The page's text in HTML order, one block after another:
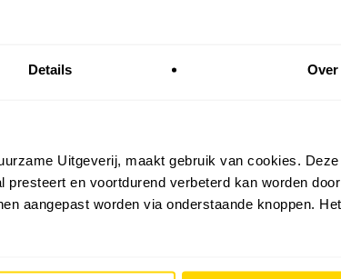
Details Over
Uitgeverij, maakt gebruik van cookies.
en voortdurend verbeterd kan worden
aangepast worden via onderstaande knoppen.
netbeheerders proberen
Vacatures
English